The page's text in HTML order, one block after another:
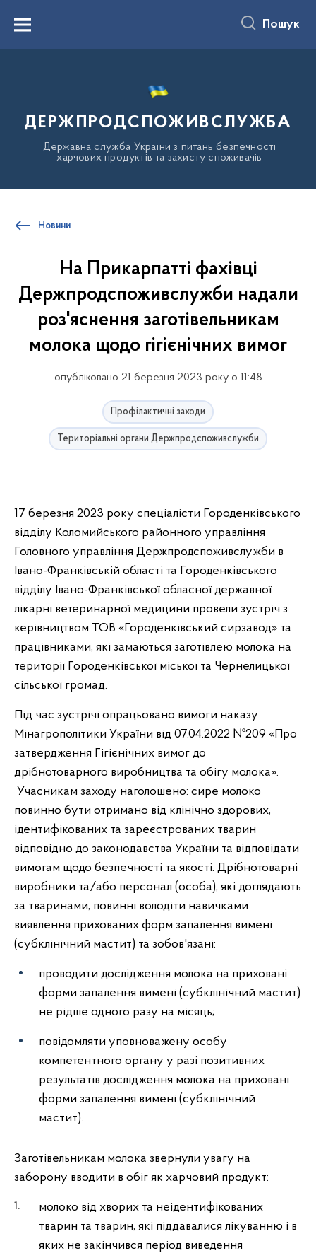
вмістуMenu Пошук
ДЕРЖПРОДСПОЖИВСЛУЖБА
Державна служба України з питань безпечності
харчових продуктів та захисту споживачів
Новини
На Прикарпатті фахівці
Держпродспоживслужби надали
роз'яснення заготівельникам
молока щодо гігієнічних вимог
опубліковано 21 березня 2023 року о 11:48
Профілактичні заходи
Територіальні органи Держпродспоживслужби
17 березня 2023 року спеціалісти Городенківського
відділу Коломийського районного управління
Головного управління Держпродспоживслужби в
Івано-Франківській області та Городенківського
відділу Івано-Франківської обласної державної
лікарні ветеринарної медицини провели зустріч з
керівництвом ТОВ «Городенківський сирзавод» та
працівниками, які замаються заготівлею молока на
території Городенківської міської та Чернелицької
сільської громад.
Під час зустрічі опрацьовано вимоги наказу
Мінагрополітики України від 07.04.2022 №209 «Про
затвердження Гігієнічних вимог до
дрібнотоварного виробництва та обігу молока».
Учасникам заходу наголошено: сире молоко
повинно бути отримано від клінічно здорових,
ідентифікованих та зареєстрованих тварин
відповідно до законодавства України та відповідати
вимогам щодо безпечності та якості. Дрібнотоварні
виробники та/або персонал (особа), які доглядають
за тваринами, повинні володіти навичками
виявлення прихованих форм запалення вимені
(субклінічний мастит) та зобов'язані:
проводити дослідження молока на приховані
форми запалення вимені (субклінічний мастит)
не рідше одного разу на місяць;
повідомляти уповноважену особу
компетентного органу у разі позитивних
результатів дослідження молока на приховані
форми запалення вимені (субклінічний
мастит).
Заготівельникам молока звернули увагу на
заборону вводити в обіг як харчовий продукт:
молоко від хворих та неідентифікованих
тварин та тварин, які піддавалися лікуванню і в
яких не закінчився період виведення